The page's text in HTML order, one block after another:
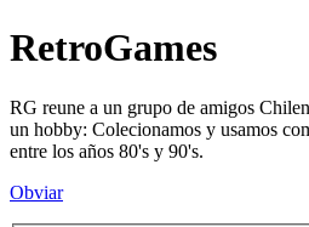
RetroGames
RG reune a un grupo de amigos
un hobby: Colecionamos y usamos
entre los años 80's y 90's.
Obviar